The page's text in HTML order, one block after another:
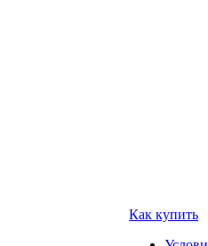
Как купить